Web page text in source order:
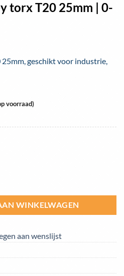
torx T20 25mm | 0-
geschikt voor industrie,
voorraad)
WINKELWAGEN
aan wenslijst